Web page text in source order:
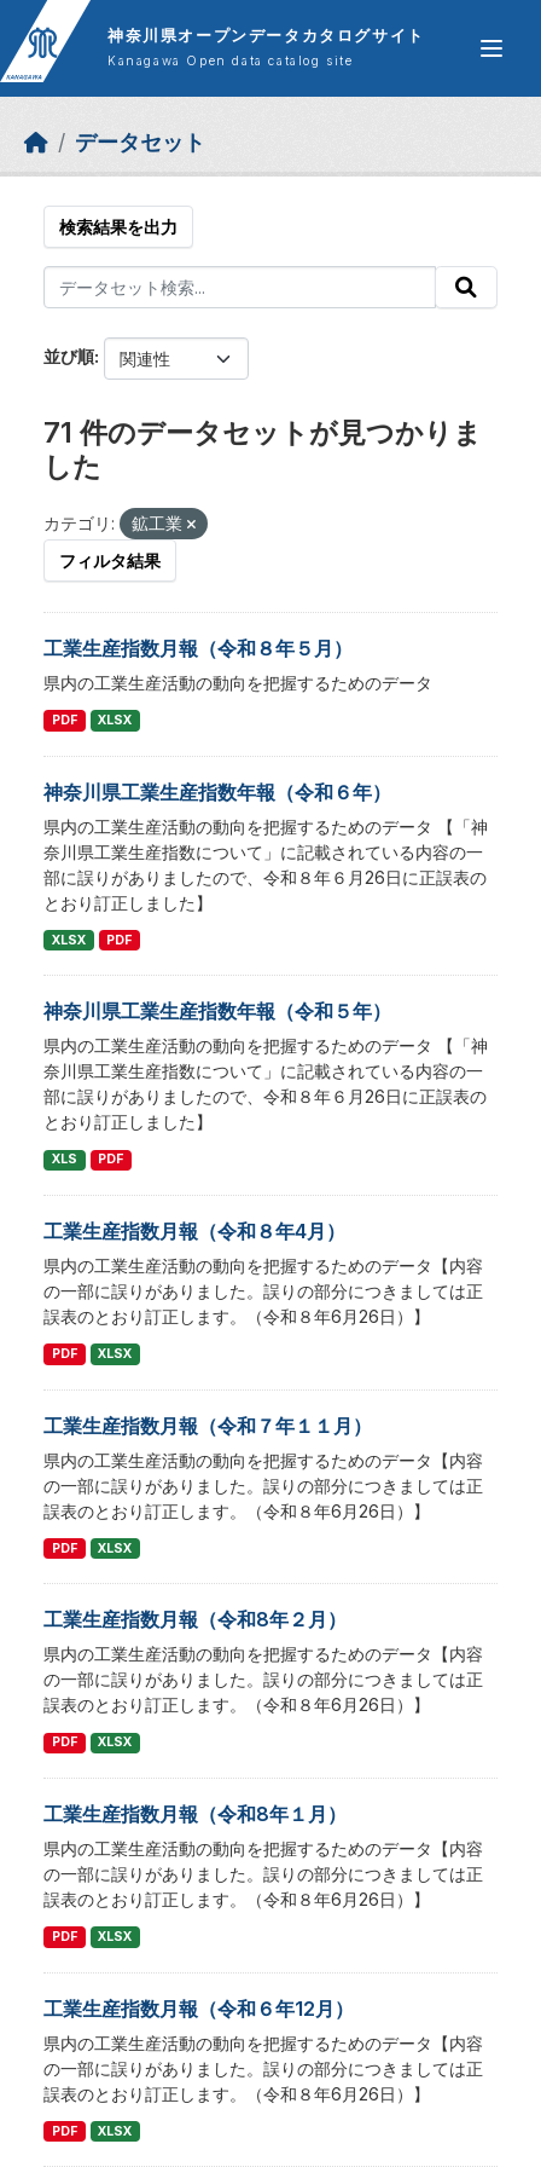
Skip to main content
神奈川県オープンデータカタログサイト
Kanagawa Open data catalog site
データセット
検索結果を出力
並び順
71 件のデータセットが見つかりま
した
カテゴリ:
鉱工業
フィルタ結果
工業生産指数月報（令和８年５月）
県内の工業生産活動の動向を把握するためのデータ
PDF XLSX
神奈川県工業生産指数年報（令和６年）
県内の工業生産活動の動向を把握するためのデータ 【「神
奈川県工業生産指数について」に記載されている内容の一
部に誤りがありましたので、令和８年６月26日に正誤表の
とおり訂正しました】
XLSX PDF
神奈川県工業生産指数年報（令和５年）
県内の工業生産活動の動向を把握するためのデータ 【「神
奈川県工業生産指数について」に記載されている内容の一
部に誤りがありましたので、令和８年６月26日に正誤表の
とおり訂正しました】
XLS PDF
工業生産指数月報（令和８年4月）
県内の工業生産活動の動向を把握するためのデータ【内容
の一部に誤りがありました。誤りの部分につきましては正
誤表のとおり訂正します。（令和８年6月26日）】
PDF XLSX
工業生産指数月報（令和７年１１月）
県内の工業生産活動の動向を把握するためのデータ【内容
の一部に誤りがありました。誤りの部分につきましては正
誤表のとおり訂正します。（令和８年6月26日）】
PDF XLSX
工業生産指数月報（令和8年２月）
県内の工業生産活動の動向を把握するためのデータ【内容
の一部に誤りがありました。誤りの部分につきましては正
誤表のとおり訂正します。（令和８年6月26日）】
PDF XLSX
工業生産指数月報（令和8年１月）
県内の工業生産活動の動向を把握するためのデータ【内容
の一部に誤りがありました。誤りの部分につきましては正
誤表のとおり訂正します。（令和８年6月26日）】
PDF XLSX
工業生産指数月報（令和６年12月）
県内の工業生産活動の動向を把握するためのデータ【内容
の一部に誤りがありました。誤りの部分につきましては正
誤表のとおり訂正します。（令和８年6月26日）】
PDF XLSX